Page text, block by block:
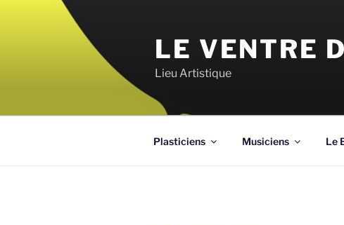
LE VENTRE
Lieu Artistique
Plasticiens Musiciens Le